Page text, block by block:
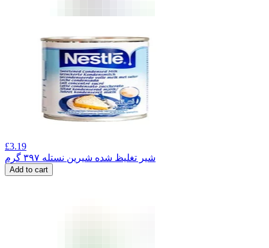
£3.19
شیر تغلیظ شده شیرین نستله ۳۹۷ گرم
Add to cart